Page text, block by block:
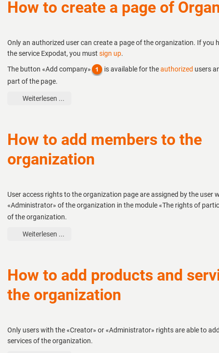
How to create a page of
Only an authorized user can create a page of the organization. If you
the service Expodat, you must sign up.
The button «Add company»
is available for theauthorized users
part of the page.
Weiterlesen ...
How to add members to the
organization
User access rights to the organization page are assigned by the user
«Administrator» of the organization in the module «The rights of
of the organization.
Weiterlesen ...
How to add products and
the organization
Only users with the «Creator» or «Administrator» rights are able to
services of the organization.